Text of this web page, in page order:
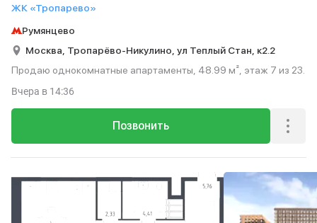
ЖК «Тропарево»
Румянцево
Москва, Тропарёво-Никулино, ул Теплый Стан, к2.2
Продаю однокомнатные апартаменты, 48.99 м², этаж 7 из 23.
Позвонить
Вчера в 14:36